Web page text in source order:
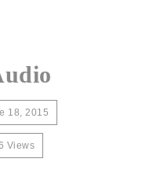
18, 2015
Views